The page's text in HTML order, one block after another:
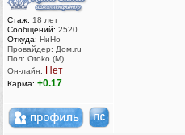
Стаж: 18 лет
Сообщений: 2520
Откуда: НиНо
Провайдер: Дом.ru
Пол: Otoko (M)
Он-лайн: Нет
Карма: +0.17